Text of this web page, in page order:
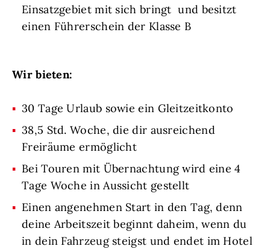
Einsatzgebiet mit sich bringt und besitzt
einen Führerschein der Klasse B
Wir bieten:
30 Tage Urlaub sowie ein Gleitzeitkonto
38,5 Std. Woche, die dir ausreichend
Freiräume ermöglicht
Bei Touren mit Übernachtung wird eine 4
Tage Woche in Aussicht gestellt
Einen angenehmen Start in den Tag, denn
deine Arbeitszeit beginnt daheim, wenn du
in dein Fahrzeug steigst und endet im Hotel